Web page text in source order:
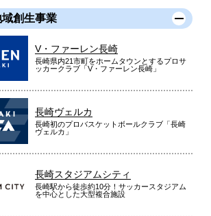
創生事業
V・ファーレン長崎
長崎県内21市町をホームタウンとするプロサ
ッカークラブ「V・ファーレン長崎」
長崎ヴェルカ
長崎初のプロバスケットボールクラブ「長崎
ヴェルカ」
長崎スタジアムシティ
長崎駅から徒歩約10分！サッカースタジアム
を中心とした大型複合施設